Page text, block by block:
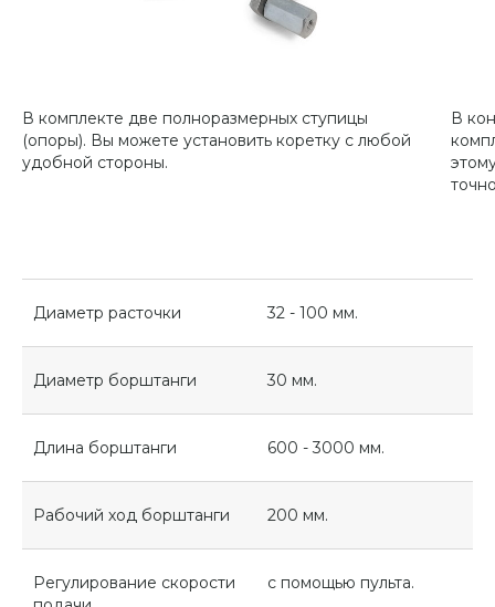
В комплекте две полноразмерных ступицы
(опоры). Вы можете установить коретку с любой
удобной стороны.
В
Диаметр расточки 32 - 100 мм.
Диаметр борштанги 30 мм.
Длина борштанги 600 - 3000 мм.
Рабочий ход борштанги 200 мм.
Регулирование скорости
с помощью пульта.